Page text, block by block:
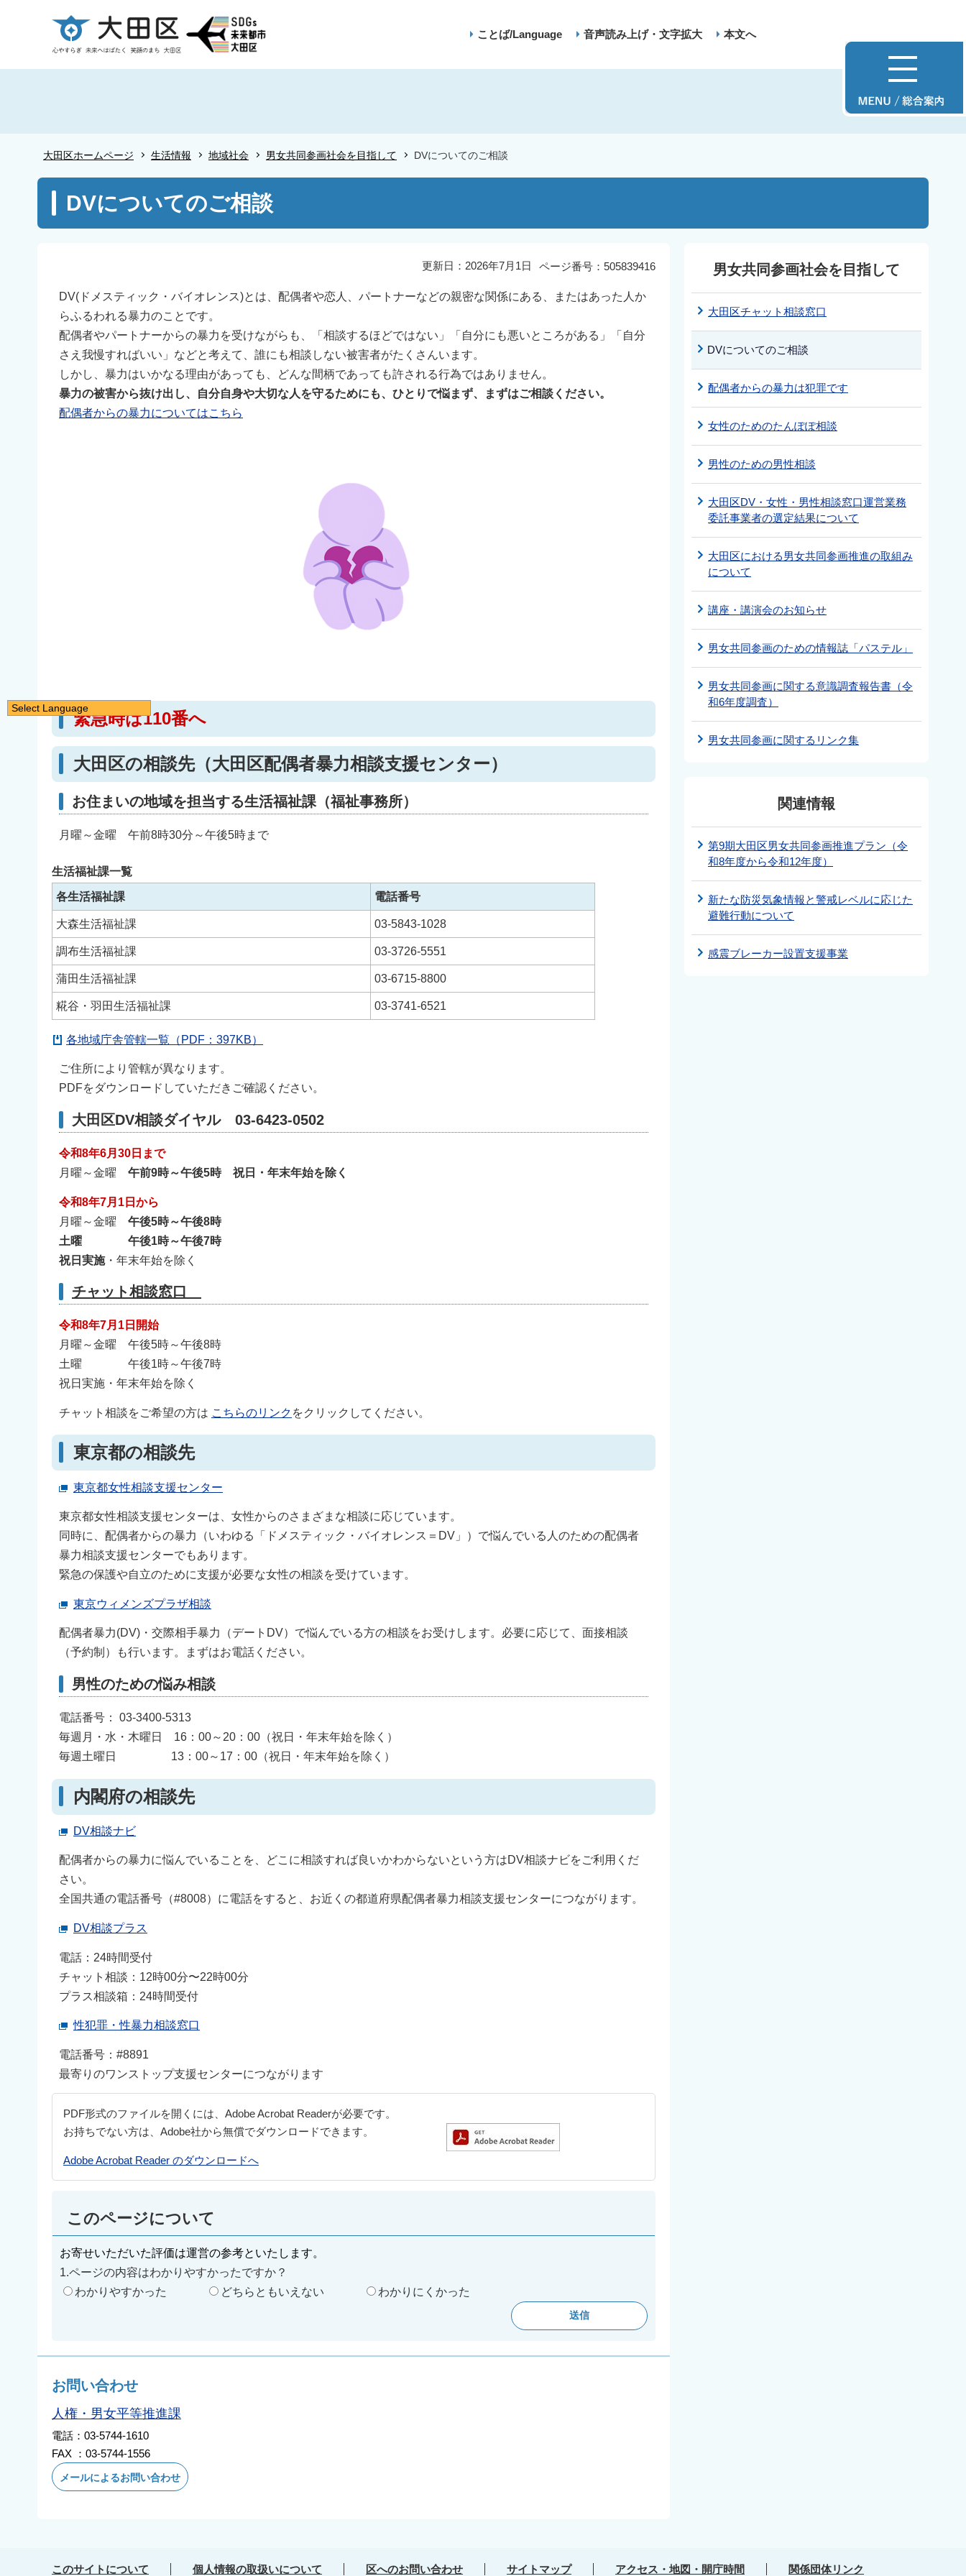
ー
ことば/Language 音声読み上げ・文字拡大 本文へ
大田区ホームページ 生活情報 地域社会 男女共同参画社会を目指して DVについてのご相談
こ
DVについてのご相談
ページ番号：505839416
更新日：2026年7月1日
DV(ドメスティック・バイオレンス)とは、配偶者や恋人、パートナーなどの親密な関係にある、またはあった人か
らふるわれる暴力のことです。
配偶者やパートナーからの暴力を受けながらも、「相談するほどではない」「自分にも悪いところがある」「自分
さえ我慢すればいい」などと考えて、誰にも相談しない被害者がたくさんいます。
しかし、暴力はいかなる理由があっても、どんな間柄であっても許される行為ではありません。
暴力の被害から抜け出し、自分自身や大切な人を守るためにも、ひとりで悩まず、まずはご相談ください。
配偶者からの暴力についてはこちら
緊急時は110番へ
大田区の相談先（大田区配偶者暴力相談支援センター）
お住まいの地域を担当する生活福祉課（福祉事務所）
月曜～金曜 午前8時30分～午後5時まで
生活福祉課一覧
各生活福祉課 電話番号
大森生活福祉課 03-5843-1028
調布生活福祉課 03-3726-5551
蒲田生活福祉課 03-6715-8800
糀谷・羽田生活福祉課 03-3741-6521
各地域庁舎管轄一覧（PDF：397KB）
ご住所により管轄が異なります。
PDFをダウンロードしていただきご確認ください。
大田区DV相談ダイヤル 03-6423-0502
令和8年6月30日まで
月曜～金曜 午前9時～午後5時 祝日・年末年始を除く
令和8年7月1日から
月曜～金曜 午後5時～午後8時
土曜 午後1時～午後7時
祝日実施・年末年始を除く
チャット相談窓口
令和8年7月1日開始
月曜～金曜 午後5時～午後8時
土曜 午後1時～午後7時
祝日実施・年末年始を除く
チャット相談をご希望の方は こちらのリンク をクリックしてください。
東京都の相談先
東京都女性相談支援センター
東京都女性相談支援センターは、女性からのさまざまな相談に応じています。
同時に、配偶者からの暴力（いわゆる「ドメスティック・バイオレンス＝DV」）で悩んでいる人のための配偶者
暴力相談支援センターでもあります。
緊急の保護や自立のために支援が必要な女性の相談を受けています。
東京ウィメンズプラザ相談
配偶者暴力(DV)・交際相手暴力（デートDV）で悩んでいる方の相談をお受けします。必要に応じて、面接相談
（予約制）も行います。まずはお電話ください。
男性のための悩み相談
電話番号： 03-3400-5313
毎週月・水・木曜日 16：00～20：00（祝日・年末年始を除く）
毎週土曜日 13：00～17：00（祝日・年末年始を除く）
内閣府の相談先
DV相談ナビ
配偶者からの暴力に悩んでいることを、どこに相談すれば良いかわからないという方はDV相談ナビをご利用くだ
さい。
全国共通の電話番号（#8008）に電話をすると、お近くの都道府県配偶者暴力相談支援センターにつながります。
DV相談プラス
電話：24時間受付
チャット相談：12時00分〜22時00分
プラス相談箱：24時間受付
性犯罪・性暴力相談窓口
電話番号：#8891
最寄りのワンストップ支援センターにつながります
PDF形式のファイルを開くには、Adobe Acrobat Readerが必要です。
お持ちでない方は、Adobe社から無償でダウンロードできます。
Adobe Acrobat Reader のダウンロードへ
このページについて
お寄せいただいた評価は運営の参考といたします。
1.ページの内容はわかりやすかったですか？
わかりやすかった
どちらともいえない わかりにくかった
お問い合わせ
人権・男女平等推進課
電話：03-5744-1610
FAX ：03-5744-1556
メールによるお問い合わせ
男女共同参画社会を目指して
大田区チャット相談窓口
DVについてのご相談
配偶者からの暴力は犯罪です
女性のためのたんぽぽ相談
男性のための男性相談
大田区DV・女性・男性相談窓口運営業務
委託事業者の選定結果について
大田区における男女共同参画推進の取組み
について
講座・講演会のお知らせ
男女共同参画のための情報誌「パステル」
男女共同参画に関する意識調査報告書（令
和6年度調査）
男女共同参画に関するリンク集
関連情報
第9期大田区男女共同参画推進プラン（令
和8年度から令和12年度）
新たな防災気象情報と警戒レベルに応じた
避難行動について
感震ブレーカー設置支援事業
このサイトについて 個人情報の取扱いについて 区へのお問い合わせ サイトマップ アクセス・地図・開庁時間 関係団体リンク
Select Language